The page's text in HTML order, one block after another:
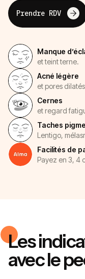
Prendre RDV
Manque
et teint terne.
Acné légère
et pores
Cernes
et regard
Taches
Lentigo,
Facilités de
Payez en 3, 4
Les
avec le